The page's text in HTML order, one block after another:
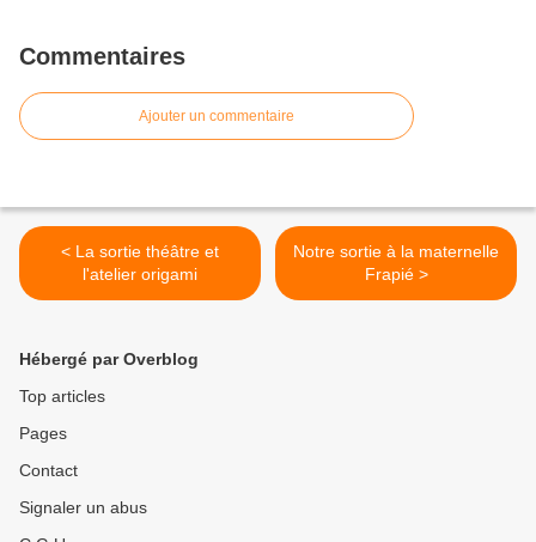
Commentaires
Ajouter un commentaire
< La sortie théâtre et
l'atelier origami
Notre sortie à la maternelle
Frapié >
Hébergé par Overblog
Top articles
Pages
Contact
Signaler un abus